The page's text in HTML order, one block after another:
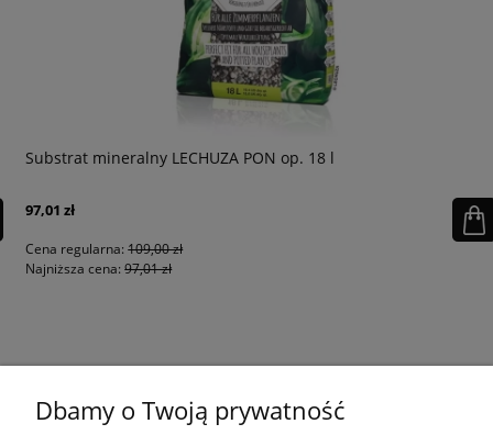
Substrat mineralny LECHUZA PON op. 18 l
97,01 zł
Cena regularna:109,00 zł
Najniższa cena:97,01 zł
Dbamy o Twoją prywatność